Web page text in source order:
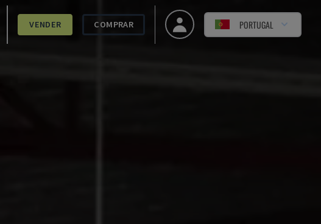
VENDER COMPRAR PORTUGAL